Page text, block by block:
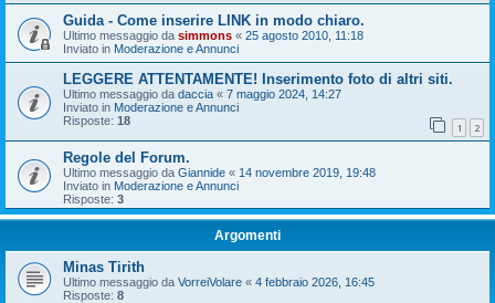
Guida - Come inserire LINK in modo chiaro.
Ultimo messaggio da simmons « 25 agosto 2010, 11:18
Inviato in Moderazione e Annunci
LEGGERE ATTENTAMENTE! Inserimento foto di altri siti.
Ultimo messaggio da daccia « 7 maggio 2024, 14:27
Inviato in Moderazione e Annunci
Risposte: 18 1 2
Regole del Forum.
Ultimo messaggio da Giannide « 14 novembre 2019, 19:48
Inviato in Moderazione e Annunci
Risposte: 3
Argomenti
Minas Tirith
Ultimo messaggio da VorreiVolare « 4 febbraio 2026, 16:45
Risposte: 8